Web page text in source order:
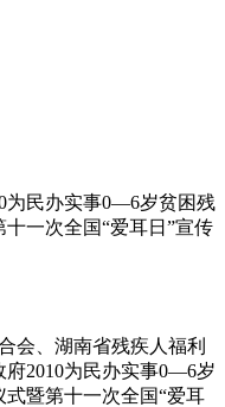
为民办实事0—6岁贫困残
一次全国“爱耳日”宣传
会、湖南省残疾人福利
2010为民办实事0—6岁
暨第十一次全国“爱耳